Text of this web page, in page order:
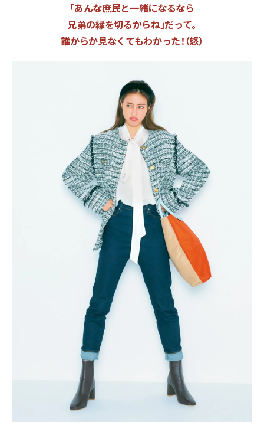
「あんな庶民と一緒になるなら
兄弟の縁を切るからね」だって。
誰からか見なくてもわかった！（怒）